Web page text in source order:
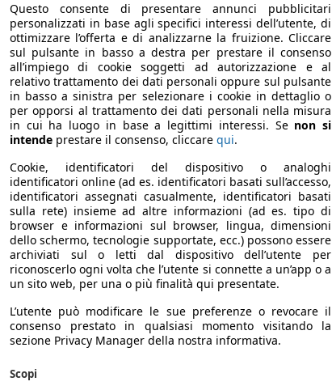
Questo consente di presentare annunci pubblicitari
personalizzati in base agli specifici interessi dell’utente, di
ottimizzare l’offerta e di analizzarne la fruizione. Cliccare
sul pulsante in basso a destra per prestare il consenso
all’impiego di cookie soggetti ad autorizzazione e al
relativo trattamento dei dati personali oppure sul pulsante
in basso a sinistra per selezionare i cookie in dettaglio o
per opporsi al trattamento dei dati personali nella misura
in cui ha luogo in base a legittimi interessi. Se non si
intende prestare il consenso, cliccare qui.
Cookie, identificatori del dispositivo o analoghi
identificatori online (ad es. identificatori basati sull’accesso,
identificatori assegnati casualmente, identificatori basati
sulla rete) insieme ad altre informazioni (ad es. tipo di
browser e informazioni sul browser, lingua, dimensioni
dello schermo, tecnologie supportate, ecc.) possono essere
archiviati sul o letti dal dispositivo dell’utente per
riconoscerlo ogni volta che l’utente si connette a un’app o a
un sito web, per una o più finalità qui presentate.
L’utente può modificare le sue preferenze o revocare il
consenso prestato in qualsiasi momento visitando la
sezione Privacy Manager della nostra informativa.
Scopi